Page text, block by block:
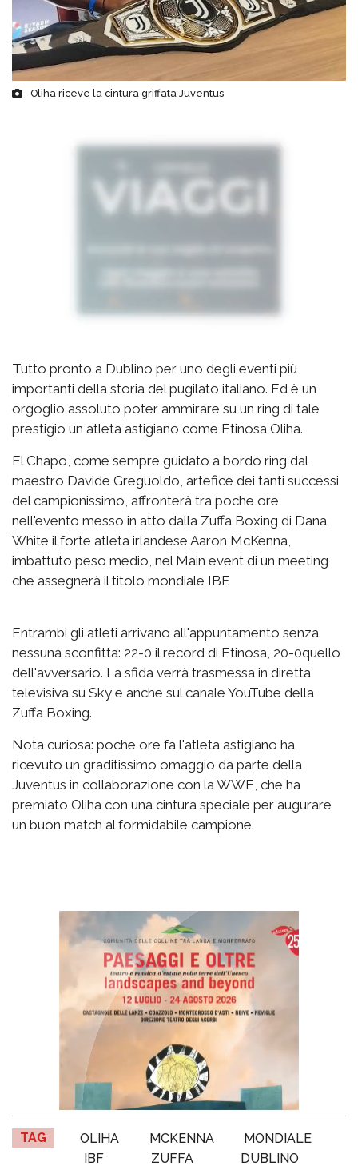
Oliha riceve la cintura griffata Juventus
Tutto pronto a Dublino per uno degli eventi più
importanti della storia del pugilato italiano. Ed è un
orgoglio assoluto poter ammirare su un ring di tale
prestigio un atleta astigiano come Etinosa Oliha.
El Chapo, come sempre guidato a bordo ring dal
maestro Davide Greguoldo, artefice dei tanti successi
del campionissimo, affronterà tra poche ore
nell'evento messo in atto dalla Zuffa Boxing di Dana
White il forte atleta irlandese Aaron McKenna,
imbattuto peso medio, nel Main event di un meeting
che assegnerà il titolo mondiale IBF.
Entrambi gli atleti arrivano all'appuntamento senza
nessuna sconfitta: 22-0 il record di Etinosa, 20-0quello
dell'avversario. La sfida verrà trasmessa in diretta
televisiva su Sky e anche sul canale YouTube della
Zuffa Boxing.
Nota curiosa: poche ore fa l'atleta astigiano ha
ricevuto un graditissimo omaggio da parte della
Juventus in collaborazione con la WWE, che ha
premiato Oliha con una cintura speciale per augurare
un buon match al formidabile campione.
TAG OLIHA MCKENNA
MONDIALE
IBF
ZUFFA
DUBLINO